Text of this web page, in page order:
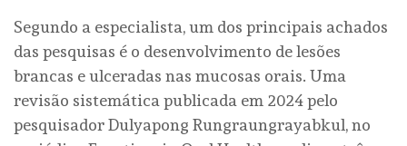
Segundo a especialista, um dos principais achados
das pesquisas é o desenvolvimento de lesões
brancas e ulceradas nas mucosas orais. Uma
revisão sistemática publicada em 2024 pelo
pesquisador Dulyapong Rungraungrayabkul, no